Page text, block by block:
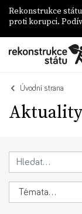
Rekonstrukce
proti korupci.
Úvodní strana
Aktuality